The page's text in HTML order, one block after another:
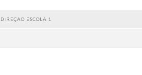
DIREÇAO ESCOLA 1